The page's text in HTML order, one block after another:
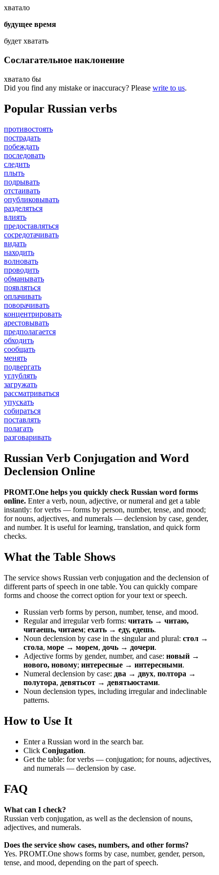
хватало
будущее время
будет хватать
Сослагательное наклонение
хватало бы
Did you find any mistake or inaccuracy? Please write to us.
Popular Russian verbs
противостоять
пострадать
побеждать
последовать
следить
плыть
подрывать
отстаивать
опубликовывать
разделяться
влиять
предоставляться
сосредотачивать
видать
находить
волновать
проводить
обманывать
появляться
оплачивать
поворачивать
концентрировать
арестовывать
предполагается
обходить
сообщать
менять
подвергать
углублять
загружать
рассматриваться
упускать
собираться
поставлять
полагать
разговаривать
Russian Verb Conjugation and Word
Declension Online
PROMT.One helps you quickly check Russian word forms
online. Enter a verb, noun, adjective, or numeral and get a table
instantly: for verbs — forms by person, number, tense, and mood;
for nouns, adjectives, and numerals — declension by case, gender,
and number. It is useful for learning, translation, and quick form
checks.
What the Table Shows
The service shows Russian verb conjugation and the declension of
different parts of speech in one table. You can quickly compare
forms and choose the correct option for your text or speech.
Russian verb forms by person, number, tense, and mood.
Regular and irregular verb forms: читать → читаю,
читаешь, читаем; ехать → еду, едешь.
Noun declension by case in the singular and plural: стол →
стола, море → морем, дочь → дочери.
Adjective forms by gender, number, and case: новый →
нового, новому; интересные → интересными.
Numeral declension by case: два → двух, полтора →
полутора, девятьсот → девятьюстами.
Noun declension types, including irregular and indeclinable
patterns.
How to Use It
Enter a Russian word in the search bar.
Click Conjugation.
Get the table: for verbs — conjugation; for nouns, adjectives,
and numerals — declension by case.
FAQ
What can I check?
Russian verb conjugation, as well as the declension of nouns,
adjectives, and numerals.
Does the service show cases, numbers, and other forms?
Yes. PROMT.One shows forms by case, number, gender, person,
tense, and mood, depending on the part of speech.